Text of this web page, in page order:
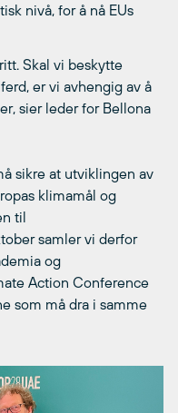
nivå, for å nå EUs
Skal vi beskytte
er vi avhengig av å
sier leder for Bellona
sikre at utviklingen av
klimamål og
til
samler vi derfor
og
Action Conference
som må dra i samme